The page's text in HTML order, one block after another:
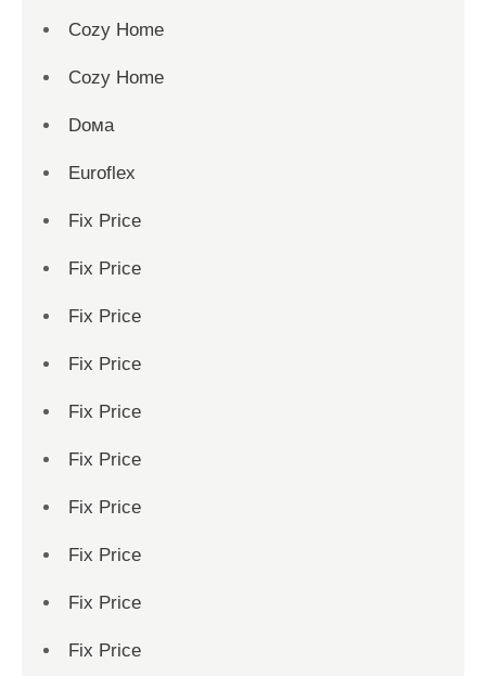
Cozy Home
Cozy Home
Dома
Euroflex
Fix Price
Fix Price
Fix Price
Fix Price
Fix Price
Fix Price
Fix Price
Fix Price
Fix Price
Fix Price